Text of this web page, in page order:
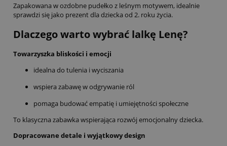
Zapakowana w ozdobne pudełko z leśnym motywem, idealnie
sprawdzi się jako prezent dla dziecka od 2. roku życia.
Dlaczego warto wybrać lalkę Lenę?
Towarzyszka bliskości i emocji
idealna do tulenia i wyciszania
wspiera zabawę w odgrywanie ról
pomaga budować empatię i umiejętności społeczne
To klasyczna zabawka wspierająca rozwój emocjonalny dziecka.
Dopracowane detale i wyjątkowy design